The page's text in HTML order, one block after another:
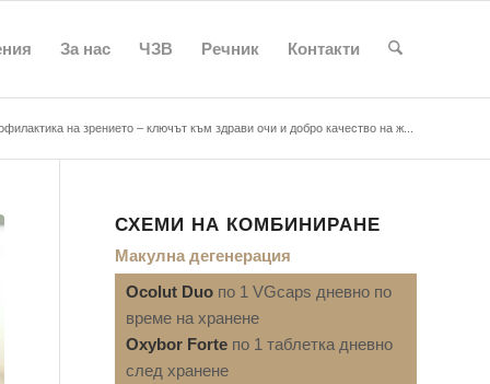
За нас ЧЗВ Речник Контакти
на зрението – ключът към здрави очи и добро качество на ж...
СХЕМИ НА КОМБИНИРАНЕ
Макулна дегенерация
Ocolut Duo по 1 VGcaps дневно по
време на хранене
Oxybor Forte по 1 таблетка дневно
след хранене